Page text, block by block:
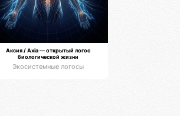
Аксия / Axia — открытый логос
биологической жизни
Экосистемные логосы